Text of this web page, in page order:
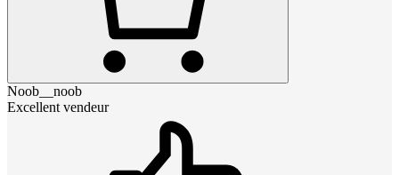
Noob__noob
Excellent vendeur